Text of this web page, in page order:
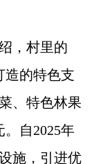
，村里的
造的特色支
、特色林果
自2025年
施，引进优